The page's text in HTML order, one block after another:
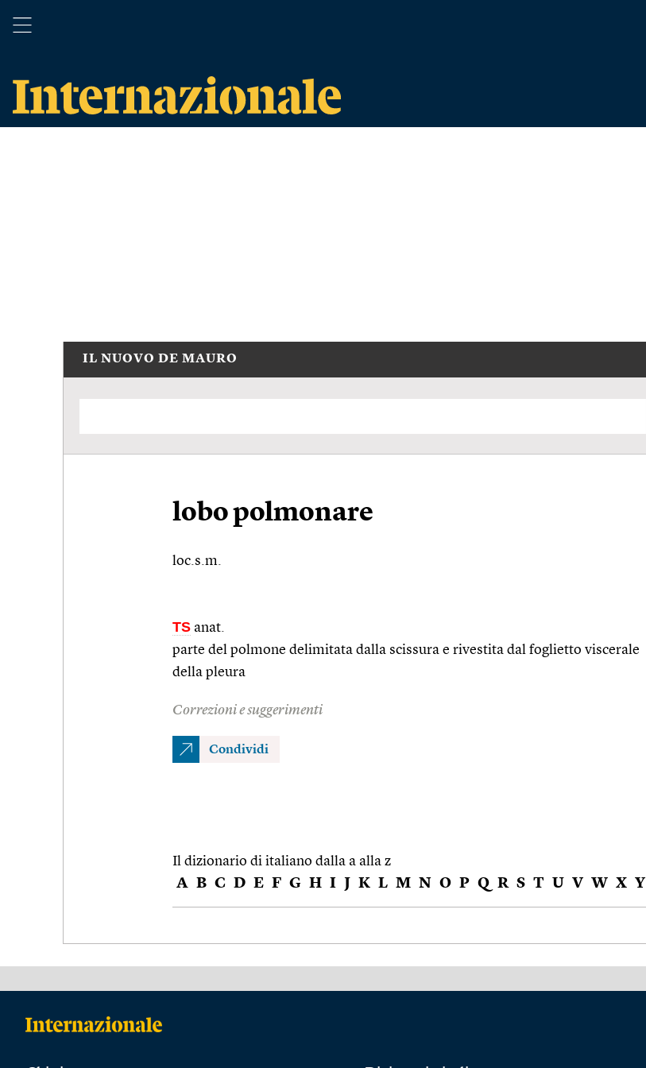
IL NUOVO DE MAURO
lobo polmonare
loc.s.m.
TS anat.
parte del polmone delimitata dalla scissura e rivestita dal foglietto viscerale
della pleura
Correzioni e suggerimenti
Condividi
Il dizionario di italiano dalla a alla z
A B C D E F G H I J K L M N O P Q R S T U V W X Y